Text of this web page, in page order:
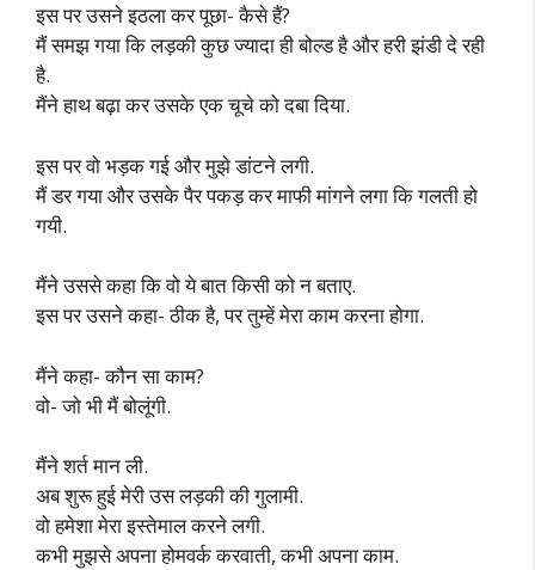
इस पर उसने इठला कर पूछा- कैसे हैं?
मैं समझ गया कि लड़की कुछ ज्यादा ही बोल्ड है और हरी झंडी दे रही
है.
मैंने हाथ बढ़ा कर उसके एक चूचे को दबा दिया.
इस पर वो भड़क गई और मुझे डांटने लगी.
मैं डर गया और उसके पैर पकड़ कर माफी मांगने लगा कि गलती हो
गयी.
मैंने उससे कहा कि वो ये बात किसी को न बताए.
इस पर उसने कहा- ठीक है, पर तुम्हें मेरा काम करना होगा.
मैंने कहा- कौन सा काम?
वो- जो भी मैं बोलूंगी.
मैंने शर्त मान ली.
अब शुरू हुई मेरी उस लड़की की गुलामी.
वो हमेशा मेरा इस्तेमाल करने लगी.
कभी मुझसे अपना होमवर्क करवाती, कभी अपना काम.